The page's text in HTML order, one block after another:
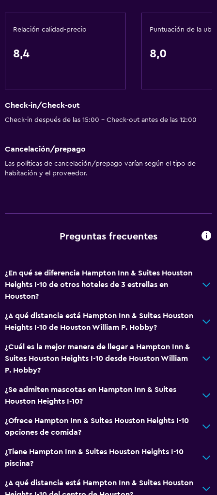
Espacio de almacenamiento
extra)
Accesibilidad
Estacionamiento accesible
Para no fumadores
Tetera/cafetera
Nevera
Servicios y facilidades
Centro de negocios
Caja fuerte
Minimercado en las instalaciones
Recepción 24 horas
Baño
Ducha
Tina de baño
Relación calidad-precio
8,4
Puntuación de la
8,0
Check-in/Check-out
Check-in después de las 15:00 - Check-out antes de las 12:00
Cancelación/prepago
Las políticas de cancelación/prepago varían según el tipo de
habitación y el proveedor.
Preguntas frecuentes
¿En qué se diferencia Hampton Inn & Suites Houston
Heights I-10 de otros hoteles de 3 estrellas en
Houston?
¿A qué distancia está Hampton Inn & Suites Houston
Heights I-10 de Houston William P. Hobby?
¿Cuál es la mejor manera de llegar a Hampton Inn &
Suites Houston Heights I-10 desde Houston William
P. Hobby?
¿Se admiten mascotas en Hampton Inn & Suites
Houston Heights I-10?
¿Ofrece Hampton Inn & Suites Houston Heights I-10
opciones de comida?
¿Tiene Hampton Inn & Suites Houston Heights I-10
piscina?
¿A qué distancia está Hampton Inn & Suites Houston